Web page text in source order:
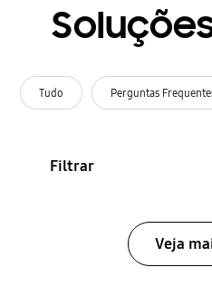
Tudo Perguntas
Filtrar
Veja